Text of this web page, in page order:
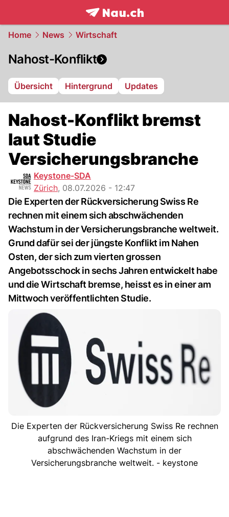
frontpage.NAU.ch
Home News Wirtschaft
Nahost-Konflikt
Übersicht Hintergrund Updates
Nahost-Konflikt bremst
laut Studie
Versicherungsbranche
Keystone-SDA
Zürich, 08.07.2026 - 12:47
Die Experten der Rückversicherung Swiss Re
rechnen mit einem sich abschwächenden
Wachstum in der Versicherungsbranche weltweit.
Grund dafür sei der jüngste Konflikt im Nahen
Osten, der sich zum vierten grossen
Angebotsschock in sechs Jahren entwickelt habe
und die Wirtschaft bremse, heisst es in einer am
Mittwoch veröffentlichten Studie.
Die Experten der Rückversicherung Swiss Re rechnen
aufgrund des Iran-Kriegs mit einem sich
abschwächenden Wachstum in der
Versicherungsbranche weltweit. - keystone